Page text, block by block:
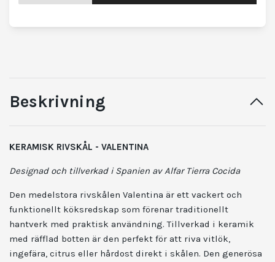
Beskrivning
KERAMISK RIVSKÅL - VALENTINA
Designad och tillverkad i Spanien av Alfar Tierra Cocida
Den medelstora rivskålen Valentina är ett vackert och
funktionellt köksredskap som förenar traditionellt
hantverk med praktisk användning. Tillverkad i keramik
med räfflad botten är den perfekt för att riva vitlök,
ingefära, citrus eller hårdost direkt i skålen. Den generösa